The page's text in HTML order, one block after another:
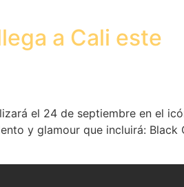
a Cali este
el 24 de septiembre en el
y glamour que incluirá: Black